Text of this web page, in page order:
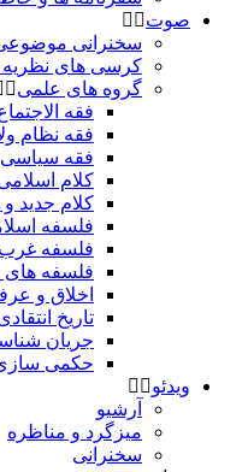
صوت
سخنرانی
کرسی های نظریه
گروه های علمی
فقه
فقه نظام
فقه سیاسی
کلام
کلام جدید
فلسفه
فلسفه غرب
فلسفه
اخلاق و
تاریخ
جریان
حکمی
ویدئو
آرشیو
میزگرد و مناظره
سخنرانی